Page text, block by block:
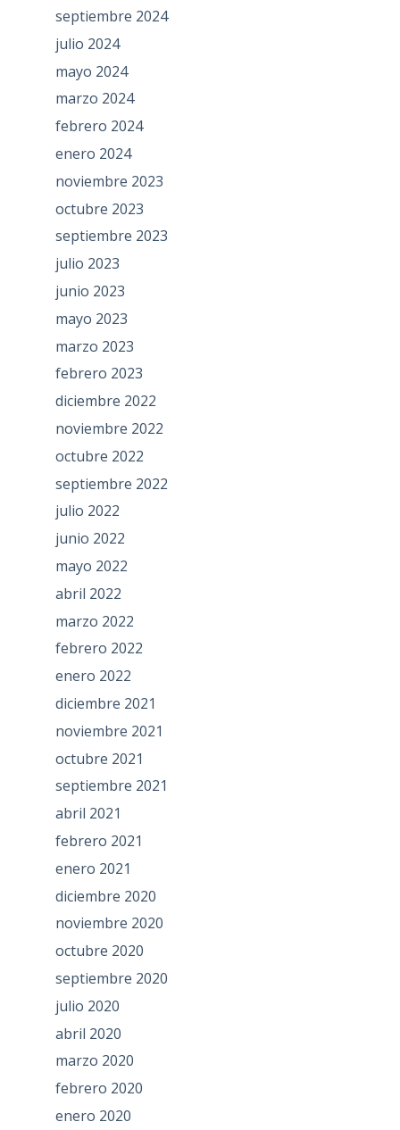
septiembre 2024
julio 2024
mayo 2024
marzo 2024
febrero 2024
enero 2024
noviembre 2023
octubre 2023
septiembre 2023
julio 2023
junio 2023
mayo 2023
marzo 2023
febrero 2023
diciembre 2022
noviembre 2022
octubre 2022
septiembre 2022
julio 2022
junio 2022
mayo 2022
abril 2022
marzo 2022
febrero 2022
enero 2022
diciembre 2021
noviembre 2021
octubre 2021
septiembre 2021
abril 2021
febrero 2021
enero 2021
diciembre 2020
noviembre 2020
octubre 2020
septiembre 2020
julio 2020
abril 2020
marzo 2020
febrero 2020
enero 2020